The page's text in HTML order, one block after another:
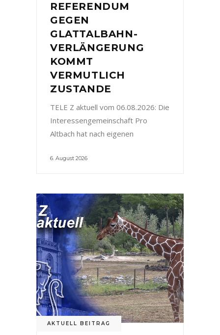
REFERENDUM
GEGEN
GLATTALBAHN-
VERLÄNGERUNG
KOMMT
VERMUTLICH
ZUSTANDE
TELE Z aktuell vom 06.08.2026: Die
Interessengemeinschaft Pro
Altbach hat nach eigenen
6. August 2026
AKTUELL BEITRAG